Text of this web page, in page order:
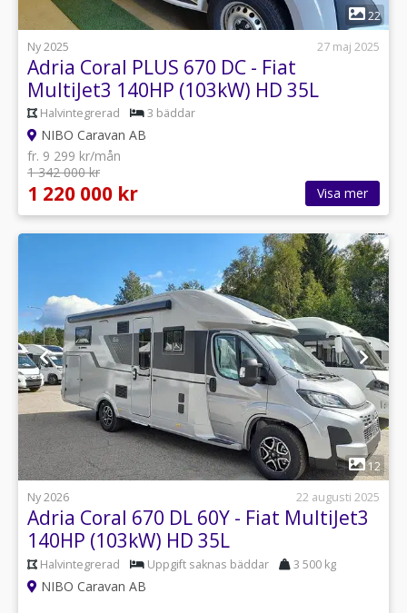
1
22
Ny 2025
27 maj 2025
Adria Coral PLUS 670 DC - Fiat
MultiJet3 140HP (103kW) HD 35L
Halvintegrerad 3 bäddar
NIBO Caravan AB
fr. 9 299 kr/mån
1 342 000 kr
1 220 000 kr Visa mer
1
12
Ny 2026
22 augusti 2025
Adria Coral 670 DL 60Y - Fiat MultiJet3
140HP (103kW) HD 35L
Halvintegrerad Uppgift saknas bäddar 3 500 kg
NIBO Caravan AB